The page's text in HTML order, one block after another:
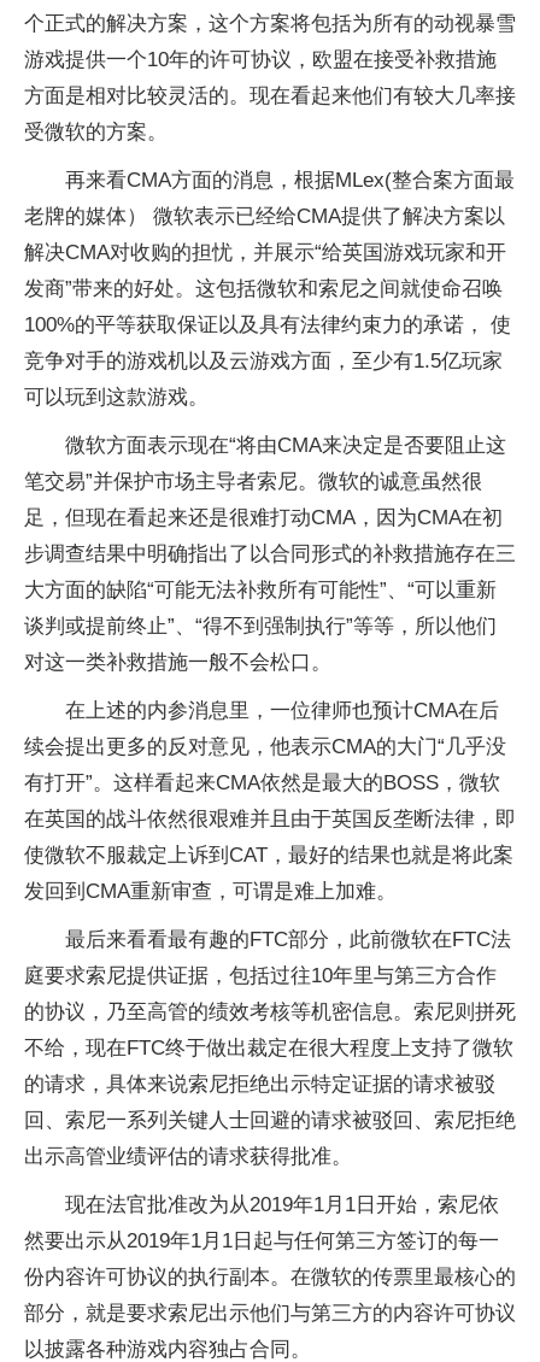
个正式的解决方案，这个方案将包括为所有的动视暴雪
游戏提供一个10年的许可协议，欧盟在接受补救措施
方面是相对比较灵活的。现在看起来他们有较大几率接
受微软的方案。
再来看CMA方面的消息，根据MLex(整合案方面最
老牌的媒体） 微软表示已经给CMA提供了解决方案以
解决CMA对收购的担忧，并展示“给英国游戏玩家和开
发商”带来的好处。这包括微软和索尼之间就使命召唤
100%的平等获取保证以及具有法律约束力的承诺， 使
竞争对手的游戏机以及云游戏方面，至少有1.5亿玩家
可以玩到这款游戏。
微软方面表示现在“将由CMA来决定是否要阻止这
笔交易”并保护市场主导者索尼。微软的诚意虽然很
足，但现在看起来还是很难打动CMA ，因为CMA在初
步调查结果中明确指出了以合同形式的补救措施存在三
大方面的缺陷“可能无法补救所有可能性”、 “可以重新
谈判或提前终止”、“得不到强制执行”等等，所以他们
对这一类补救措施一般不会松口。
在上述的内参消息里，一位律师也预计CMA在后
续会提出更多的反对意见，他表示CMA的大门“几乎没
有打开”。这样看起来CMA依然是最大的BOSS ，微软
在英国的战斗依然很艰难并且由于英国反垄断法律，即
使微软不服裁定上诉到 CAT ，最好的结果也就是将此案
发回到 CMA重新审查，可谓是难上加难。
最后来看看最有趣的FTC部分，此前微软在FTC法
庭要求索尼提供证据，包括过往10年里与第三方合作
的协议，乃至高管的绩效考核等机密信息。索尼则拼死
不给，现在FTC终于做出裁定在很大程度上支持了微软
的请求，具体来说索尼拒绝出示特定证据的请求被驳
回、索尼一系列关键人士回避的请求被驳回、索尼拒绝
出示高管业绩评估的请求获得批准。
现在法官批准改为从2019年1月 1 日开始，索尼依
然要出示从2019年1月 1 日起与任何第三方签订的每一
份内容许可协议的执行副本。在微软的传票里最核心的
部分，就是要求索尼出示他们与第三方的内容许可协议
以披露各种游戏内容独占合同。